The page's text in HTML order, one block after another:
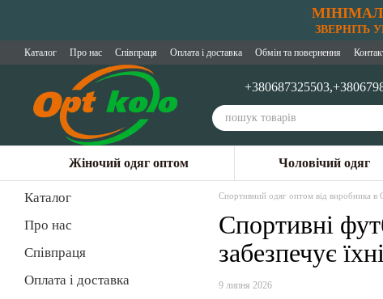
ЗВЕРНІТЬ
Каталог Про нас Співпраця Оплата і доставка Обмін та повернення
+380687325503,
Жіночий одяг оптом Чоловічий одяг
Спортивний одяг оптом від виробника в
Спортивні
забезпечує
9 липня 2026
Каталог
Про нас
Співпраця
Оплата і доставка